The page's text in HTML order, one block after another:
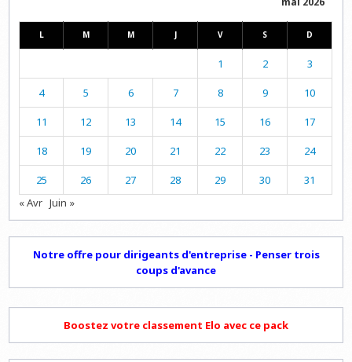
L M M J V S D
1 2 3
4 5 6 7 8 9 10
11 12 13 14 15 16 17
18 19 20 21 22 23 24
25 26 27 28 29 30
31
« Avr Juin »
Notre offre pour dirigeants d'entreprise - Penser trois
coups d'avance
Boostez votre classement Elo avec ce pack